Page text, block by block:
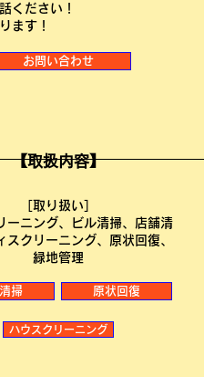
ください！
ます！
お問い合わせ
【取扱内容】
［取り扱い］
ーニング、ビル清掃、店舗清
スクリーニング、原状回復、
緑地管理
掃 原状回復
ハウスクリーニング